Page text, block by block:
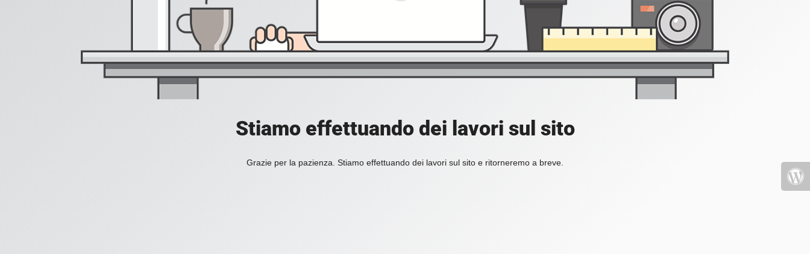
Stiamo effettuando dei lavori sul sito
Grazie per la pazienza. Stiamo effettuando dei lavori sul sito e ritorneremo a breve.